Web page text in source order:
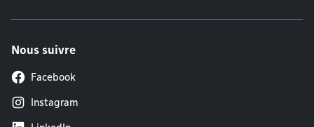
Nous suivre
Facebook
Instagram